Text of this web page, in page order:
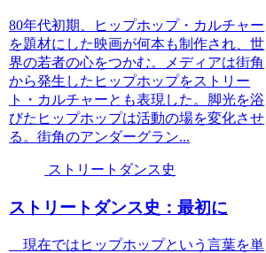
80年代初期、ヒップホップ・カルチャー
を題材にした映画が何本も制作され、世
界の若者の心をつかむ。メディアは街角
から発生したヒップホップをストリー
ト・カルチャーとも表現した。脚光を浴
びたヒップホップは活動の場を変化させ
る。街角のアンダーグラン...
ストリートダンス史
ストリートダンス史：最初に
現在ではヒップホップという言葉を単